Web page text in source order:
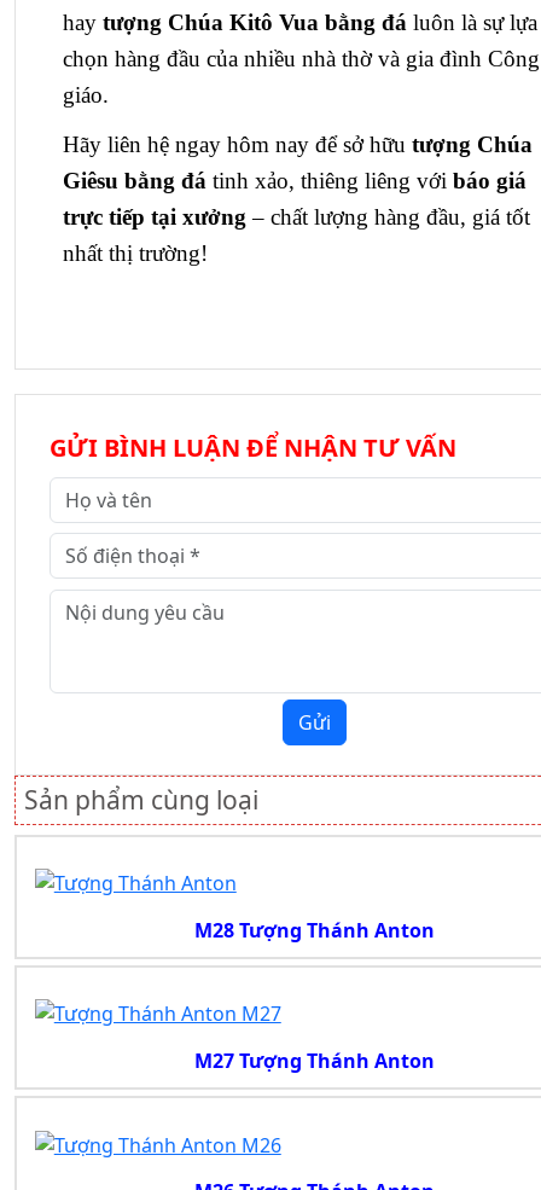
hay tượng Chúa Kitô Vua bằng đá luôn là sự lựa
chọn hàng đầu của nhiều nhà thờ và gia đình Công
giáo.
Hãy liên hệ ngay hôm nay để sở hữu tượng Chúa
Giêsu bằng đá tinh xảo, thiêng liêng với báo giá
trực tiếp tại xưởng – chất lượng hàng đầu, giá tốt
nhất thị trường!
GỬI BÌNH LUẬN ĐỂ NHẬN TƯ VẤN
Gửi
Sản phẩm cùng loại
M28 Tượng Thánh Anton
M27 Tượng Thánh Anton